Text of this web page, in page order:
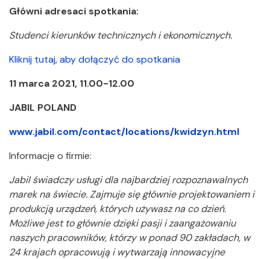
Główni adresaci spotkania:
Studenci kierunków technicznych i ekonomicznych.
Kliknij tutaj, aby dołączyć do spotkania
11 marca 2021, 11.00-12.00
JABIL POLAND
www.jabil.com/contact/locations/kwidzyn.html
Informacje o firmie:
Jabil świadczy usługi dla najbardziej rozpoznawalnych
marek na świecie. Zajmuje się głównie projektowaniem i
produkcją urządzeń, których używasz na co dzień.
Możliwe jest to głównie dzięki pasji i zaangażowaniu
naszych pracowników, którzy w ponad 90 zakładach, w
24 krajach opracowują i wytwarzają innowacyjne